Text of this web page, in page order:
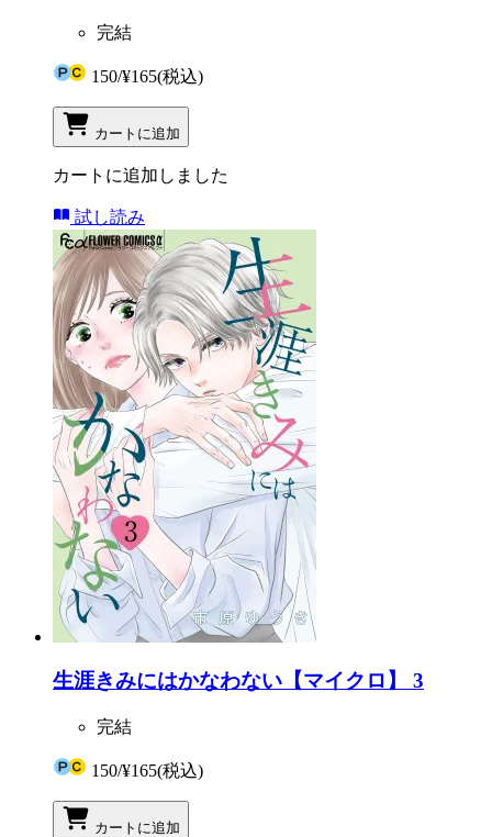
完結
150/¥165(税込)
カートに追加
カートに追加しました
試し読み
生涯きみにはかなわない【マイクロ】 3
完結
150/¥165(税込)
カートに追加